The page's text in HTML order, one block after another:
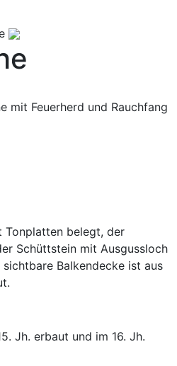
mit Feuerherd und Rauchfang
Tonplatten belegt, der
Schüttstein mit Ausgussloch
Balkendecke ist aus
Jh. erbaut und im 16. Jh.